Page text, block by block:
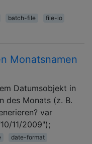
batch-file
file-io
Monatsnamen
Datumsobjekt in
des Monats (z. B.
var
11/2009");
date-format